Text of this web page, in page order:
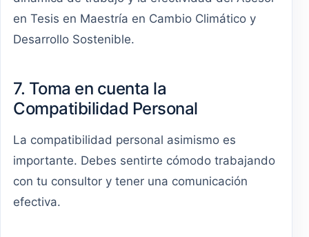
en Tesis en Maestría en Cambio Climático y
Desarrollo Sostenible.
7. Toma en cuenta la
Compatibilidad Personal
La compatibilidad personal asimismo es
importante. Debes sentirte cómodo trabajando
con tu consultor y tener una comunicación
efectiva.